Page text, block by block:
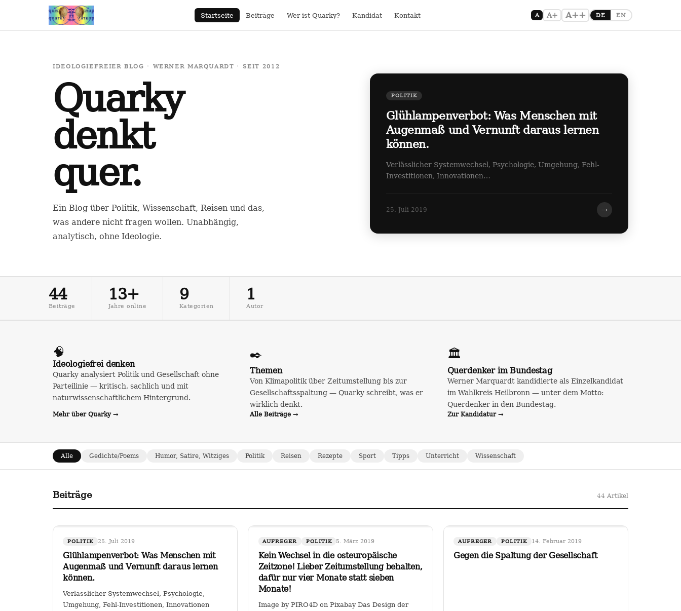
Startseite Beiträge Wer ist Quarky? Kandidat Kontakt A A+ A++ DE EN
IDEOLOGIEFREIER BLOG · WERNER MARQUARDT · SEIT 2012
Quarky
denkt
quer.
Ein Blog über Politik, Wissenschaft, Reisen und das,
was andere nicht fragen wollen. Unabhängig,
analytisch, ohne Ideologie.
POLITIK
Glühlampenverbot: Was Menschen mit
Augenmaß und Vernunft daraus lernen
können.
Verlässlicher Systemwechsel, Psychologie, Umgehung, Fehl-
Investitionen, Innovationen…
25. Juli 2019 →
44
Beiträge
13+
Jahre online
9
Kategorien
1
Autor
🧠
Ideologiefrei denken
Quarky analysiert Politik und Gesellschaft ohne
Parteilinie — kritisch, sachlich und mit
naturwissenschaftlichem Hintergrund.
Mehr über Quarky →
✒️
Themen
Von Klimapolitik über Zeitumstellung bis zur
Gesellschaftsspaltung — Quarky schreibt, was er
wirklich denkt.
Alle Beiträge →
🏛️
Querdenker im Bundestag
Werner Marquardt kandidierte als Einzelkandidat
im Wahlkreis Heilbronn — unter dem Motto:
Querdenker in den Bundestag.
Zur Kandidatur →
Alle Gedichte/Poems Humor, Satire, Witziges Politik Reisen Rezepte Sport Tipps Unterricht Wissenschaft
Beiträge 44 Artikel
POLITIK 25. Juli 2019
Glühlampenverbot: Was Menschen mit
Augenmaß und Vernunft daraus lernen
können.
Verlässlicher Systemwechsel, Psychologie,
Umgehung, Fehl-Investitionen, Innovationen
AUFREGER POLITIK 5. März 2019
Kein Wechsel in die osteuropäische
Zeitzone! Lieber Zeitumstellung behalten,
dafür nur vier Monate statt sieben
Monate!
Image by PIRO4D on Pixabay Das Design der
AUFREGER POLITIK 14. Februar 2019
Gegen die Spaltung der Gesellschaft